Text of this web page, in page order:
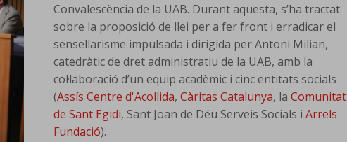
Convalescència de la UAB. Durant aquesta, s’ha tractat
sobre la proposició de llei per a fer front i erradicar el
sensellarisme impulsada i dirigida per Antoni Milian,
catedràtic de dret administratiu de la UAB, amb la
col·laboració d’un equip acadèmic i cinc entitats socials
(Assís Centre d'Acollida, Càritas Catalunya, la Comunitat
de Sant Egidi, Sant Joan de Déu Serveis Socials i Arrels
Fundació).